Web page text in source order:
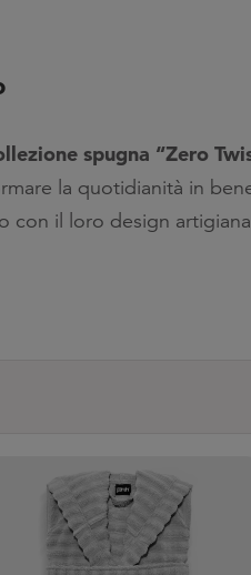
spugna “Zero
la quotidianità in
con il loro design